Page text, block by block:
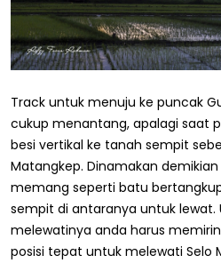
Track untuk menuju ke puncak
cukup menantang, apalagi saat
besi vertikal ke tanah sempit
Matangkep. Dinamakan
memang seperti batu
sempit di antaranya untuk lewat.
melewatinya anda harus
posisi tepat untuk melewati Selo